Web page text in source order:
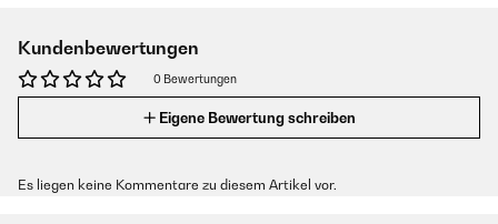
Kundenbewertungen
0 Bewertungen
Eigene Bewertung schreiben
Es liegen keine Kommentare zu diesem Artikel vor.